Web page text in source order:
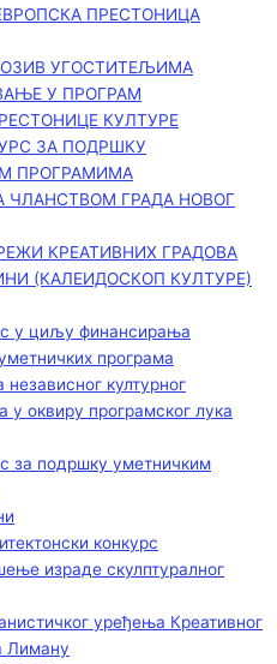
ПРЕСТОНИЦА
УГОСТИТЕЉИМА
У ПРОГРАМ
КУЛТУРЕ
ЗА ПОДРШКУ
ПРОГРАМИМА
ЧЛАНСТВОМ ГРАДА НОВОГ
КРЕАТИВНИХ ГРАДОВА
(КАЛЕИДОСКОП КУЛТУРЕ)
у циљу финансирања
програма
културног
у оквиру програмског лука
за подршку уметничким
конкурс
израде скулптуралног
уређења Креативног
Лиману